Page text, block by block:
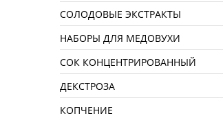
СОЛОДОВЫЕ ЭКСТРАКТЫ
НАБОРЫ ДЛЯ МЕДОВУХИ
СОК КОНЦЕНТРИРОВАННЫЙ
ДЕКСТРОЗА
КОПЧЕНИЕ